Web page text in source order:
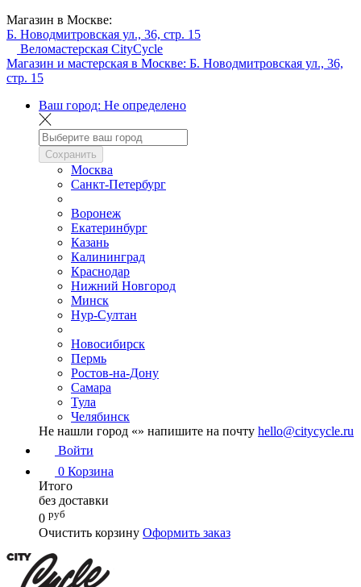
Магазин в Москве:
Б. Новодмитровская ул., 36, стр. 15
Веломастерская CityCycle
Магазин и мастерская в Москве: Б. Новодмитровская ул., 36,
стр. 15
Ваш город: Не определено
Сохранить
Москва
Санкт-Петербург
Воронеж
Екатеринбург
Казань
Калининград
Краснодар
Нижний Новгород
Минск
Нур-Султан
Новосибирск
Пермь
Ростов-на-Дону
Самара
Тула
Челябинск
Не нашли город «» напишите на почту hello@citycycle.ru
Войти
0 Корзина
Итого
без доставки
0 руб
Очистить корзину Оформить заказ